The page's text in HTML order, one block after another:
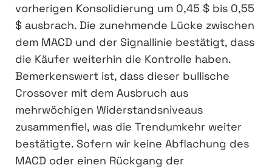
vorherigen Konsolidierung um 0,45 $ bis 0,55
$ ausbrach. Die zunehmende Lücke zwischen
dem MACD und der Signallinie bestätigt, dass
die Käufer weiterhin die Kontrolle haben.
Bemerkenswert ist, dass dieser bullische
Crossover mit dem Ausbruch aus
mehrwöchigen Widerstandsniveaus
zusammenfiel, was die Trendumkehr weiter
bestätigte. Sofern wir keine Abflachung des
MACD oder einen Rückgang der